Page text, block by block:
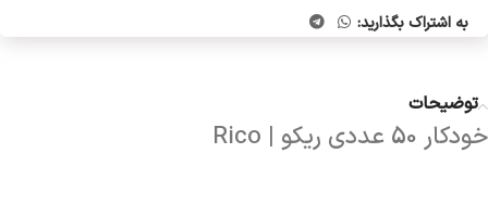
به اشتراک بگذارید:
توضیحات
خودکار 50 عددی ریکو | Rico